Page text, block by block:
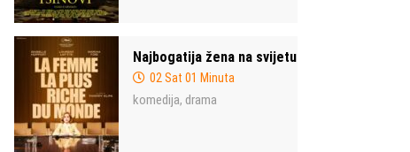
Najbogatija žena na svijetu
02 Sat 01 Minuta
komedija, drama